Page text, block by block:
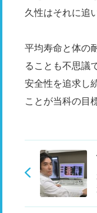
久性はそれに追
平均寿命と体の
ることも不思議
安全性を追求し
ことが当科の目